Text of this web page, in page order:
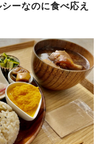
理がとて
の日のおスス
理にバッチリ合った日本酒
しまいますが、 初めて
ーダーしてみて下さい。
5品、 軽いコース
以来、基
任せしています。 この
ぐろ山かけ、豚しゃぶ彩り
ーなのに食べ応え